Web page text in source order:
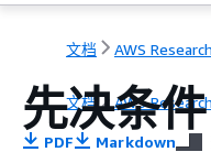
文档 AWS
文档 AWS
先决条件
PDF Markdown